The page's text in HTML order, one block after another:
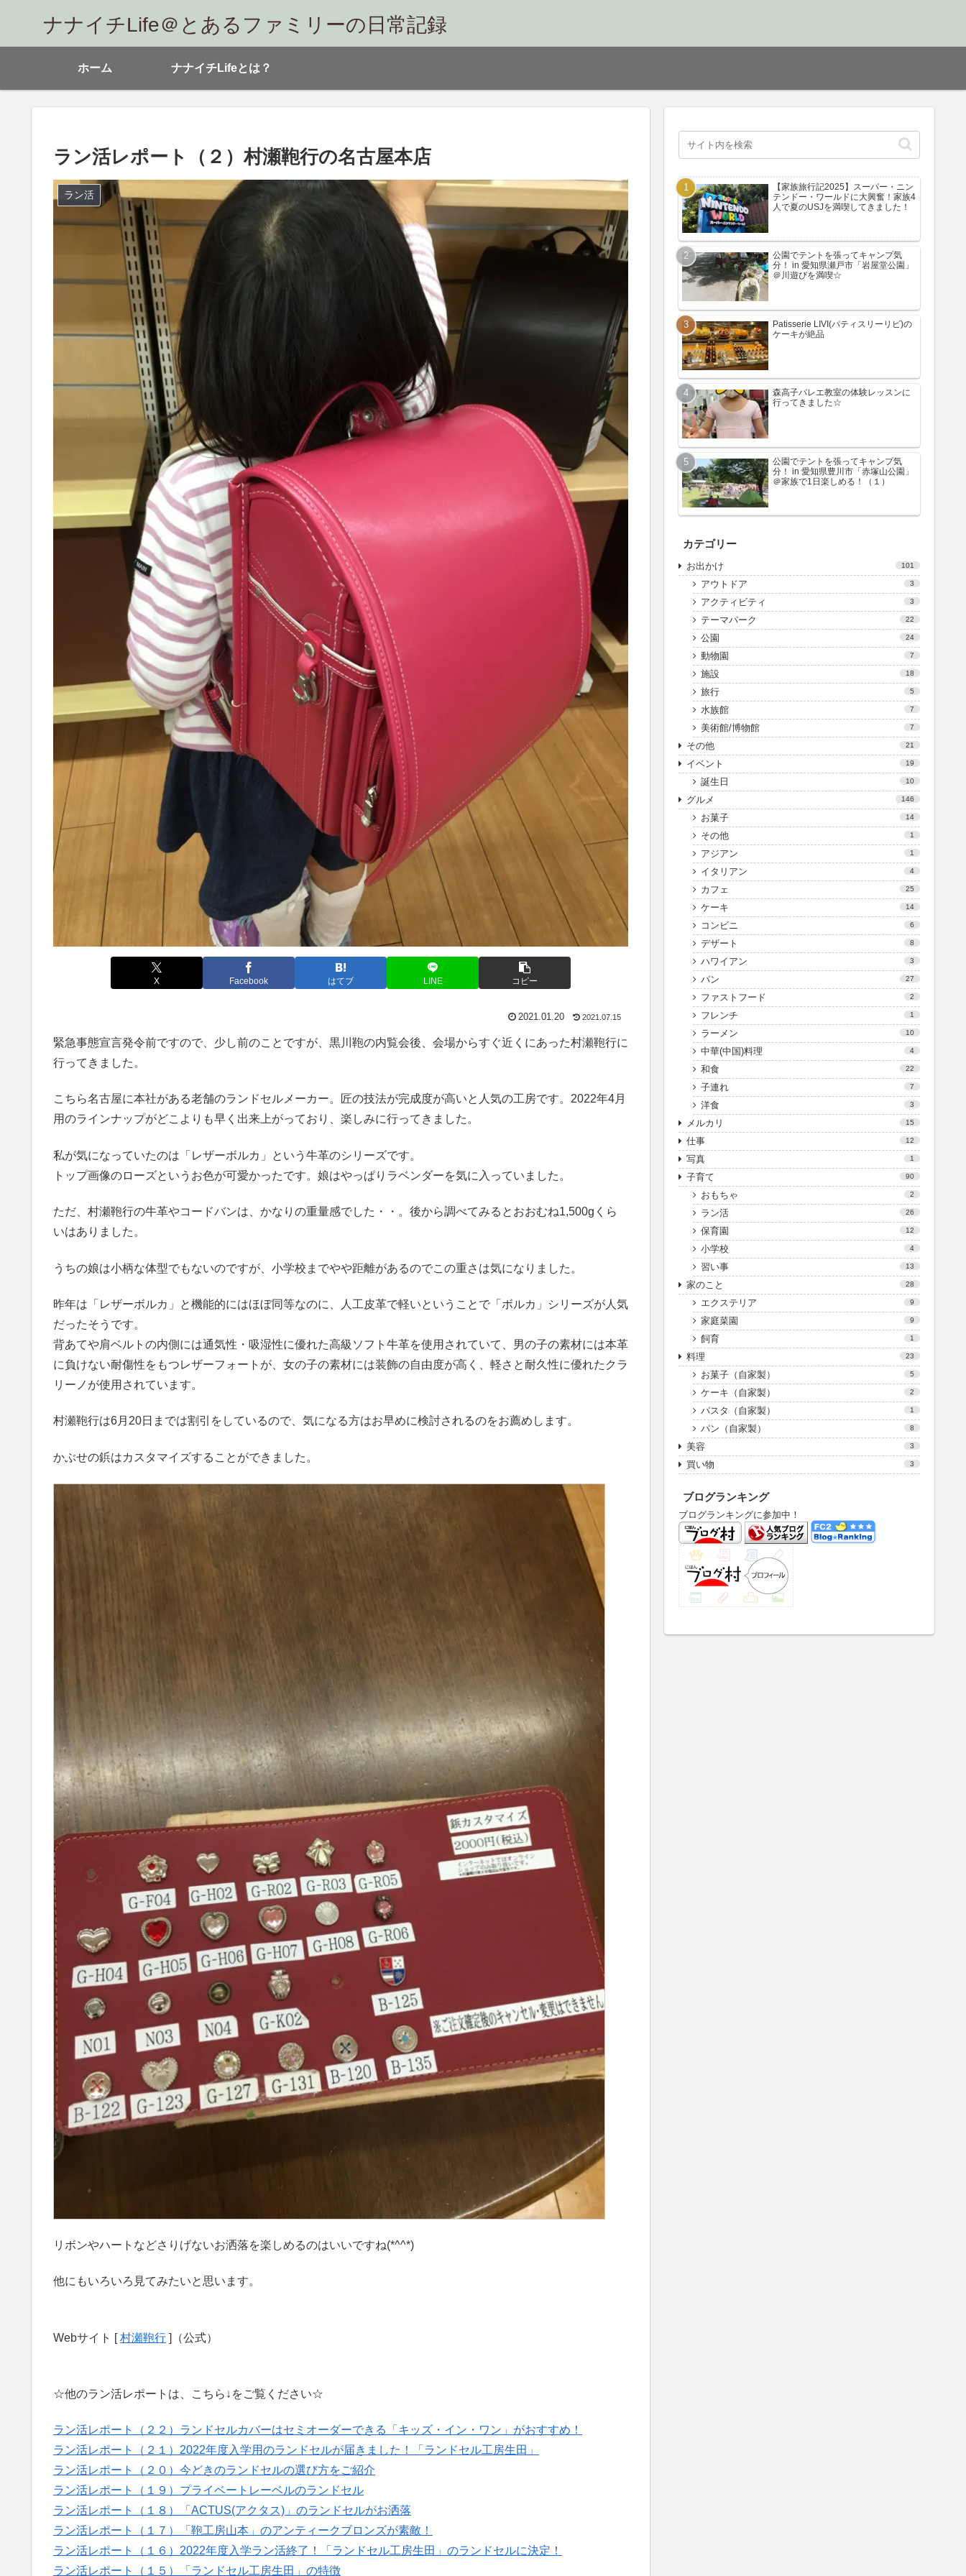
ナナイチLife＠とあるファミリーの日常記録
ホーム ナナイチLifeとは？
ラン活レポート（２）村瀬鞄行の名古屋本店
ラン活
X Facebook はてブ LINE コピー
2021.01.20 2021.07.15
緊急事態宣言発令前ですので、少し前のことですが、黒川鞄の内覧会後、会場からすぐ近くにあった村瀬鞄行に
行ってきました。
こちら名古屋に本社がある老舗のランドセルメーカー。匠の技法が完成度が高いと人気の工房です。2022年4月
用のラインナップがどこよりも早く出来上がっており、楽しみに行ってきました。
私が気になっていたのは「レザーボルカ」という牛革のシリーズです。
トップ画像のローズというお色が可愛かったです。娘はやっぱりラベンダーを気に入っていました。
ただ、村瀬鞄行の牛革やコードバンは、かなりの重量感でした・・。後から調べてみるとおおむね1,500gくら
いはありました。
うちの娘は小柄な体型でもないのですが、小学校までやや距離があるのでこの重さは気になりました。
昨年は「レザーボルカ」と機能的にはほぼ同等なのに、人工皮革で軽いということで「ボルカ」シリーズが人気
だったそうです。
背あてや肩ベルトの内側には通気性・吸湿性に優れた高級ソフト牛革を使用されていて、男の子の素材には本革
に負けない耐傷性をもつレザーフォートが、女の子の素材には装飾の自由度が高く、軽さと耐久性に優れたクラ
リーノが使用されています。
村瀬鞄行は6月20日までは割引をしているので、気になる方はお早めに検討されるのをお薦めします。
かぶせの鋲はカスタマイズすることができました。
リボンやハートなどさりげないお洒落を楽しめるのはいいですね(*^^*)
他にもいろいろ見てみたいと思います。
Webサイト [村瀬鞄行 ]（公式）
☆他のラン活レポートは、こちら↓をご覧ください☆
ラン活レポート（２２）ランドセルカバーはセミオーダーできる「キッズ・イン・ワン」がおすすめ！
ラン活レポート（２１）2022年度入学用のランドセルが届きました！「ランドセル工房生田」
ラン活レポート（２０）今どきのランドセルの選び方をご紹介
ラン活レポート（１９）プライベートレーベルのランドセル
ラン活レポート（１８）「ACTUS(アクタス)」のランドセルがお洒落
ラン活レポート（１７）「鞄工房山本」のアンティークブロンズが素敵！
ラン活レポート（１６）2022年度入学ラン活終了！「ランドセル工房生田」のランドセルに決定！
ラン活レポート（１５）「ランドセル工房生田」の特徴
【家族旅行記2025】スーパー・ニン
テンドー・ワールドに大興奮！家族4
人で夏のUSJを満喫してきました！
公園でテントを張ってキャンプ気
分！ in 愛知県瀬戸市「岩屋堂公園」
＠川遊びを満喫☆
Patisserie LIVI(パティスリーリビ)の
ケーキが絶品
森高子バレエ教室の体験レッスンに
行ってきました☆
公園でテントを張ってキャンプ気
分！ in 愛知県豊川市「赤塚山公園」
＠家族で1日楽しめる！（１）
カテゴリー
お出かけ 101
アウトドア 3
アクティビティ 3
テーマパーク 22
公園 24
動物園 7
施設 18
旅行 5
水族館 7
美術館/博物館 7
その他 21
イベント 19
誕生日 10
グルメ 146
お菓子 14
その他 1
アジアン 1
イタリアン 4
カフェ 25
ケーキ 14
コンビニ 6
デザート 8
ハワイアン 3
パン 27
ファストフード 2
フレンチ 1
ラーメン 10
中華(中国)料理 4
和食 22
子連れ 7
洋食 3
メルカリ 15
仕事 12
写真 1
子育て 90
おもちゃ 2
ラン活 26
保育園 12
小学校 4
習い事 13
家のこと 28
エクステリア 9
家庭菜園 9
飼育 1
料理 23
お菓子（自家製） 5
ケーキ（自家製） 2
パスタ（自家製） 1
パン（自家製） 8
美容 3
買い物 3
ブログランキング
ブログランキングに参加中！